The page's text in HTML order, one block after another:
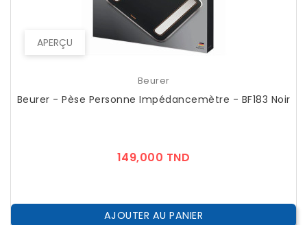
APERÇU
Beurer
Beurer - Pèse Personne Impédancemètre - BF183 Noir
149,000 TND
AJOUTER AU PANIER